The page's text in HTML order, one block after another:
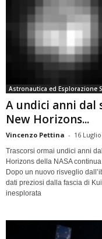
Astronautica ed Esplorazione
A undici anni dal
New Horizons...
Vincenzo Pettina - 16
Trascorsi ormai undici anni
Horizons della NASA
Dopo un nuovo risveglio
dati preziosi dalla fascia di
inesplorata